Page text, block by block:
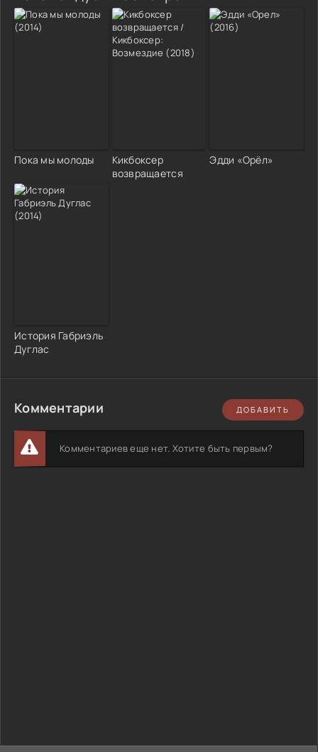
Пока мы молоды
Кикбоксер
возвращается
Эдди «Орёл»
История Габриэль
Дуглас
Комментарии ДОБАВИТЬ
Комментариев еще нет. Хотите быть первым?